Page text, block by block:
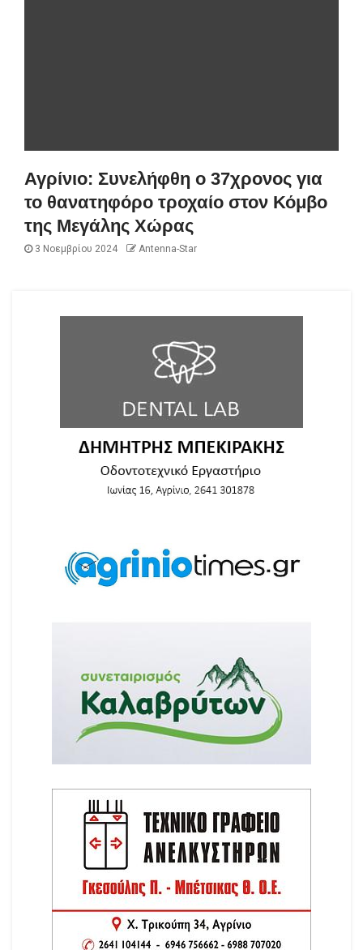
Αγρίνιο: Συνελήφθη ο 37χρονος για
το θανατηφόρο τροχαίο στον Κόμβο
της Μεγάλης Χώρας
3 Νοεμβρίου 2024 Antenna-Star